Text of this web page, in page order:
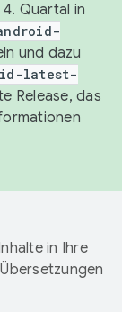
Quartal in
und dazu
latest-
Release, das
in Ihre